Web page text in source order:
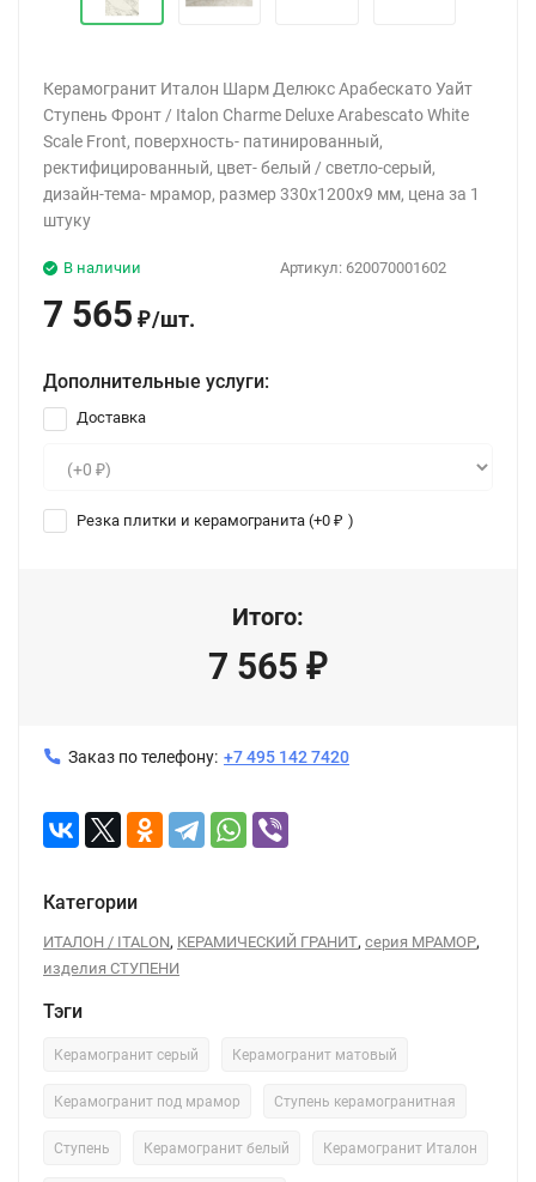
Керамогранит Италон Шарм Делюкс Арабескато Уайт
Ступень Фронт / Italon Charme Deluxe Arabescato White
Scale Front, поверхность- патинированный,
ректифицированный, цвет- белый / светло-серый,
дизайн-тема- мрамор, размер 330x1200x9 мм, цена за 1
штуку
Артикул: 620070001602
В наличии
7 565 ₽/шт.
Дополнительные услуги:
Доставка
Резка плитки и керамогранита (+0 ₽ )
Итого:
7 565 ₽
Заказ по телефону: +7 495 142 7420
Категории
ИТАЛОН / ITALON, КЕРАМИЧЕСКИЙ ГРАНИТ, серия МРАМОР,
изделия СТУПЕНИ
Тэги
Керамогранит серый Керамогранит матовый
Керамогранит под мрамор Ступень керамогранитная
Ступень Керамогранит белый Керамогранит Италон